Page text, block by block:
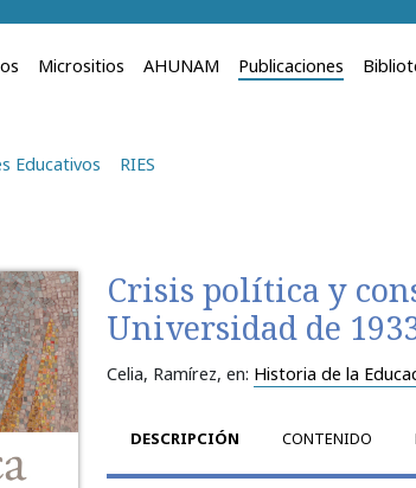
Micrositios AHUNAM Publicaciones
Educativos RIES
Crisis política y
Universidad de
Celia, Ramírez, en: Historia de la
DESCRIPCIÓN CONTENIDO